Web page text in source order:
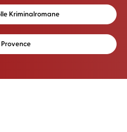
Kriminalromane
Provence